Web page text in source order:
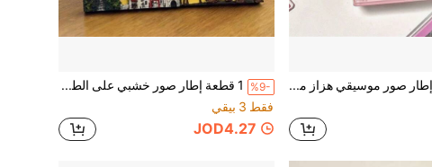
1 قطعة إطار صور موسيقي هزاز مزدوج الطبقات سميك، إطار صور عصري، إطار صور، إطار صور عمودي 3 بوصة، مادة أكريليك شفافة يمكن استخدامها DIY لعرض صور الأيدول، ديكور المكتب، ديكور مكتب المنزل والمكتب
%9-
1 قطعة إطار صور خشبي على الطراز الأمريكي، هدية فاخرة وديكور منزلي، إطار صور أحمر على الطراز الأوروبي والأمريكي، هدية تذكارية للسفر، زينة على الطراز الأمريكي المتخصص، مناسب للمنزل أو غرفة المعيشة أو مكتب العمل أو الجدار، يعرض بشكل مثالي لوحات عائلتك أو صور السفر أو صور التخرج أو صور الزفاف، خيار هدية مثالي.
فقط 3 بيقي
JOD4.27